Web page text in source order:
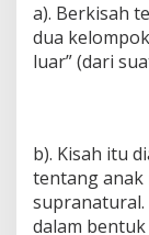
a). Berkisah
dua
luar” (dari
b). Kisah itu
tentang anak
supranatural.
dalam